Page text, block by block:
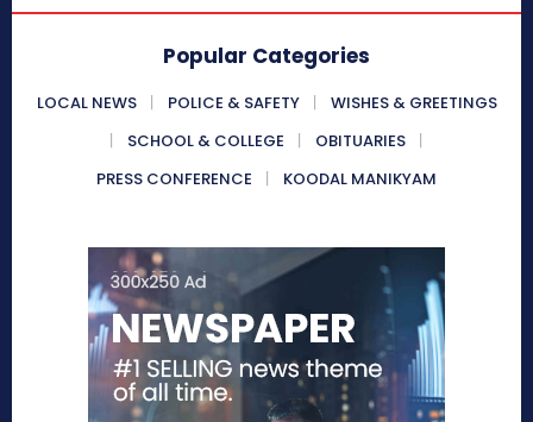
Popular Categories
LOCAL NEWS POLICE & SAFETY
WISHES & GREETINGS
SCHOOL & COLLEGE
OBITUARIES
PRESS CONFERENCE
KOODAL MANIKYAM